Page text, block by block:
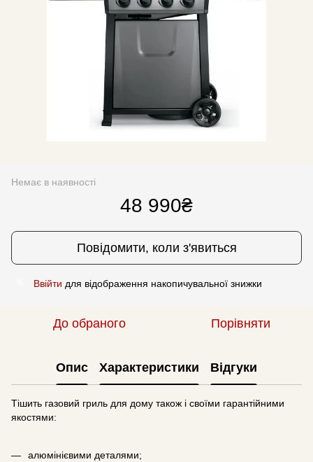
Немає в наявності
48 990₴
Повідомити, коли з'явиться
Ввійти для відображення накопичувальної знижки
До обраного Порівняти
Опис Характеристики Відгуки
Тішить газовий гриль для дому також і своїми гарантійними
якостями:
алюмінієвими деталями;